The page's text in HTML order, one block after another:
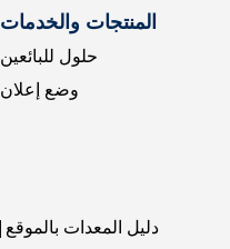
المنتجات والخدمات
حلول للبائعين
وضع إعلان
دليل المعدات بالموقع